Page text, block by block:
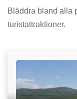
Bläddra bland alla
turistattraktioner.